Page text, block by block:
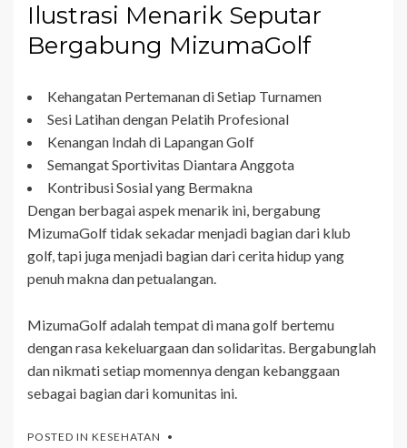
Ilustrasi Menarik Seputar
Bergabung MizumaGolf
Kehangatan Pertemanan di Setiap Turnamen
Sesi Latihan dengan Pelatih Profesional
Kenangan Indah di Lapangan Golf
Semangat Sportivitas Diantara Anggota
Kontribusi Sosial yang Bermakna
Dengan berbagai aspek menarik ini, bergabung
MizumaGolf tidak sekadar menjadi bagian dari klub
golf, tapi juga menjadi bagian dari cerita hidup yang
penuh makna dan petualangan.
MizumaGolf adalah tempat di mana golf bertemu
dengan rasa kekeluargaan dan solidaritas. Bergabunglah
dan nikmati setiap momennya dengan kebanggaan
sebagai bagian dari komunitas ini.
POSTED IN KESEHATAN